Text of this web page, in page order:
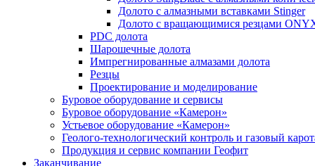
Долото с алмазными вставками Stinger
Долото с вращающимися резцами
PDC долота
Шарошечные долота
Импрегнированные алмазами долота
Резцы
Проектирование и моделирование
Буровое оборудование и сервисы
Буровое оборудование «Камерон»
Устьевое оборудование «Камерон»
Геолого-технологический контроль и газовый
Продукция и сервис компании Геофит
Заканчивание